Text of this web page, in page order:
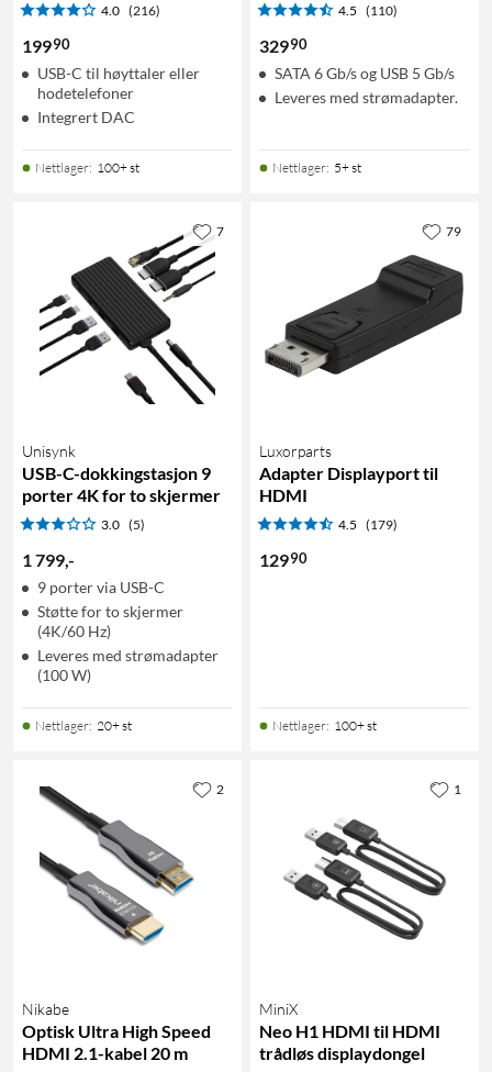
4.0 (216)
19990
USB-C til høyttaler eller
hodetelefoner
Integrert DAC
Nettlager: 100+ st
4.5 (110)
32990
SATA 6 Gb/s og USB 5 Gb/s
Leveres med strømadapter.
Nettlager: 5+ st
Unisynk
USB-C-dokkingstasjon 9
porter 4K for to skjermer
3.0 (5)
1 799,-
9 porter via USB-C
Støtte for to skjermer
(4K/60 Hz)
Leveres med strømadapter
(100 W)
Nettlager: 20+ st
7
Luxorparts
Adapter Displayport til
HDMI
4.5 (179)
12990
Nettlager: 100+ st
79
Nikabe
Optisk Ultra High Speed
HDMI 2.1-kabel 20 m
2
MiniX
Neo H1 HDMI til HDMI
trådløs displaydongel
1